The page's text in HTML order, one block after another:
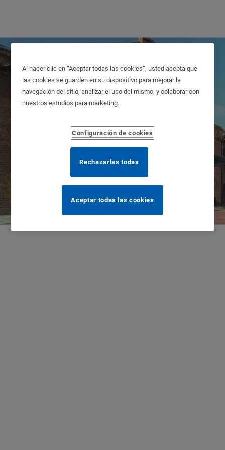
Atención en
residencias
Al hacer clic en “Aceptar todas las cookies”, usted acepta que
las cookies se guarden en su dispositivo para mejorar la
navegación del sitio, analizar el uso del mismo, y colaborar con
nuestros estudios para marketing.
Configuración de cookies
Rechazarlas todas
Aceptar todas las cookies